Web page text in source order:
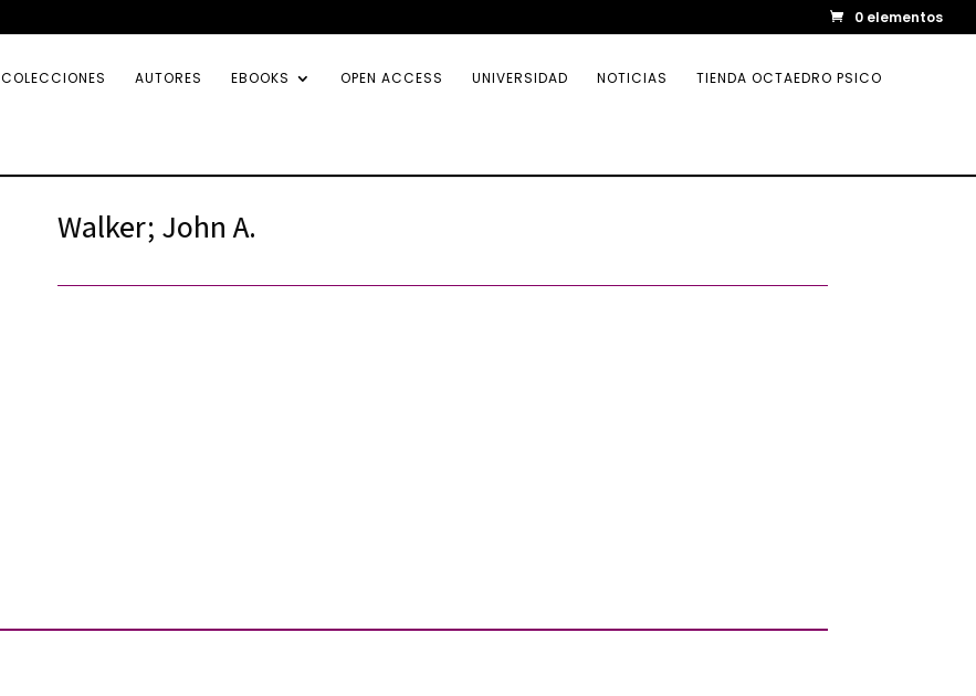
0 elementos
COLECCIONES AUTORES EBOOKS OPEN ACCESS UNIVERSIDAD NOTICIAS TIENDA OCTAEDRO PSICO
Walker; John A.